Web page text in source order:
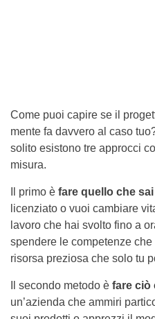
Come puoi capire se il
mente fa davvero al caso
solito esistono tre approcci
misura.
Il primo è fare quello che
licenziato o vuoi cambiare
lavoro che hai svolto fino a
spendere le competenze
risorsa preziosa che solo tu
Il secondo metodo è fare ciò
un’azienda che ammiri